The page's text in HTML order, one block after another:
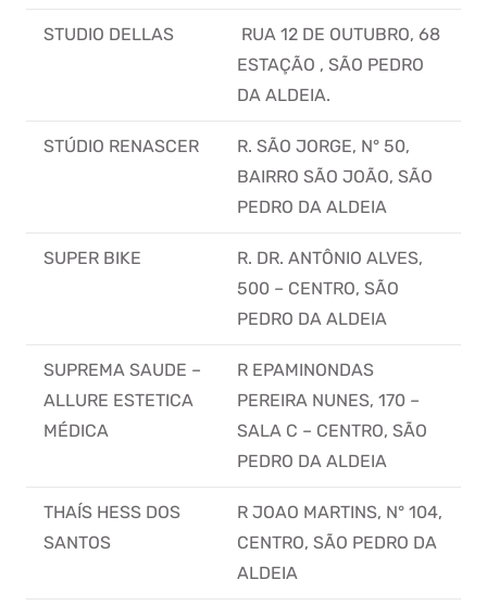
STUDIO DELLAS
RUA 12 DE OUTUBRO, 68
ESTAÇÃO , SÃO PEDRO
DA ALDEIA.
STÚDIO RENASCER
R. SÃO JORGE, N° 50,
BAIRRO SÃO JOÃO, SÃO
PEDRO DA ALDEIA
SUPER BIKE
R. DR. ANTÔNIO ALVES,
500 – CENTRO, SÃO
PEDRO DA ALDEIA
SUPREMA SAUDE –
ALLURE ESTETICA
MÉDICA
R EPAMINONDAS
PEREIRA NUNES, 170 –
SALA C – CENTRO, SÃO
PEDRO DA ALDEIA
THAÍS HESS DOS
SANTOS
R JOAO MARTINS, N° 104,
CENTRO, SÃO PEDRO DA
ALDEIA